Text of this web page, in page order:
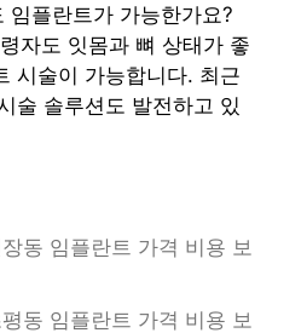
임플란트가 가능한가요?
자도 잇몸과 뼈 상태가 좋
시술이 가능합니다. 최근
술 솔루션도 발전하고 있
동 임플란트 가격 비용 보
동 임플란트 가격 비용 보